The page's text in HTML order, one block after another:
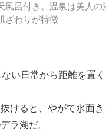
風呂付き。温泉は美人
ざわりが特徴
い日常から距離を置く
けると、やがて水面
ラ湖だ。